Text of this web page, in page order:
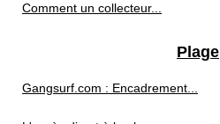
Comment un collecteur...
Plage
Gangsurf.com : Encadrement...